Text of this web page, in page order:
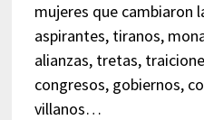
mujeres que cambiaron
aspirantes, tiranos,
alianzas, tretas,
congresos, gobiernos,
villanos…